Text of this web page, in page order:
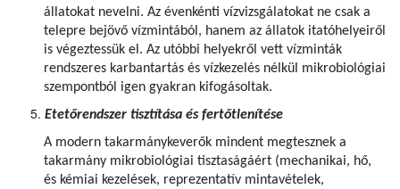
állatokat nevelni. Az évenkénti vízvizsgálatokat ne csak a
telepre bejövő vízmintából, hanem az állatok itatóhelyeiről
is végeztessük el. Az utóbbi helyekről vett vízminták
rendszeres karbantartás és vízkezelés nélkül mikrobiológiai
szempontból igen gyakran kifogásoltak.
Etetőrendszer tisztítása és fertőtlenítése
A modern takarmánykeverők mindent megtesznek a
takarmány mikrobiológiai tisztaságáért (mechanikai, hő,
és kémiai kezelések, reprezentatív mintavételek,